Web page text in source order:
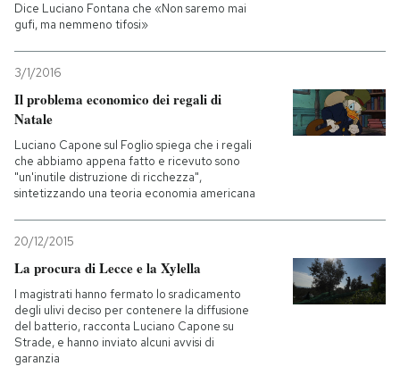
Dice Luciano Fontana che «Non saremo mai
gufi, ma nemmeno tifosi»
3/1/2016
Il problema economico dei regali di
Natale
Luciano Capone sul Foglio spiega che i regali
che abbiamo appena fatto e ricevuto sono
"un'inutile distruzione di ricchezza",
sintetizzando una teoria economia americana
20/12/2015
La procura di Lecce e la Xylella
I magistrati hanno fermato lo sradicamento
degli ulivi deciso per contenere la diffusione
del batterio, racconta Luciano Capone su
Strade, e hanno inviato alcuni avvisi di
garanzia